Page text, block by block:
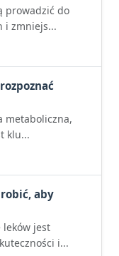
prowadzić do
i zmniejs...
metaboliczna,
klu...
aby
leków jest
i...